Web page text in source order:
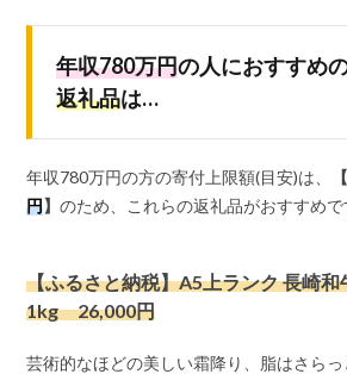
年収780万円の人におすすめ
返礼品は…
年収780万円の方の寄付上限額(目安)は、
円】のため、これらの返礼品がおすすめで
【ふるさと納税】A5上ランク 長崎
1kg 26,000円
芸術的なほどの美しい霜降り、脂はさら